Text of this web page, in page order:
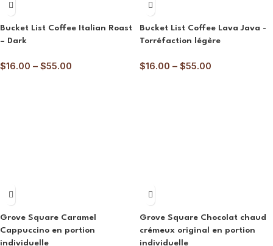
Bucket List Coffee Italian Roast
– Dark
$16.00 – $55.00
Bucket List Coffee Lava Java -
Torréfaction légère
$16.00 – $55.00
Grove Square Caramel
Cappuccino en portion
individuelle
Grove Square Chocolat chaud
crémeux original en portion
individuelle